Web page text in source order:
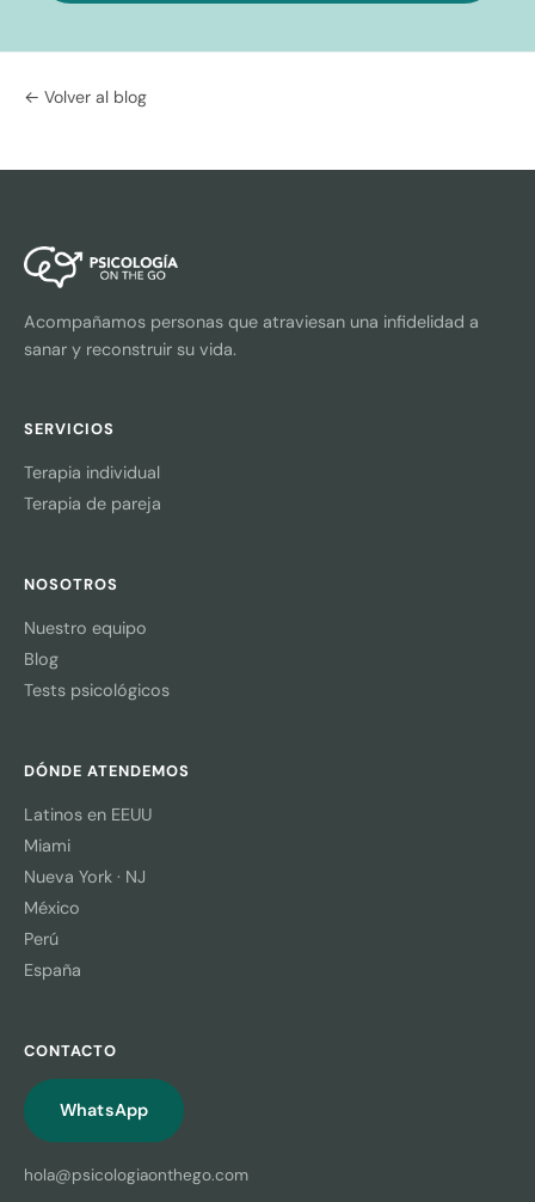
← Volver al blog
Acompañamos personas que atraviesan una infidelidad a
sanar y reconstruir su vida.
SERVICIOS
Terapia individual
Terapia de pareja
NOSOTROS
Nuestro equipo
Blog
Tests psicológicos
DÓNDE ATENDEMOS
Latinos en EEUU
Miami
Nueva York · NJ
México
Perú
España
CONTACTO
WhatsApp
hola@psicologiaonthego.com